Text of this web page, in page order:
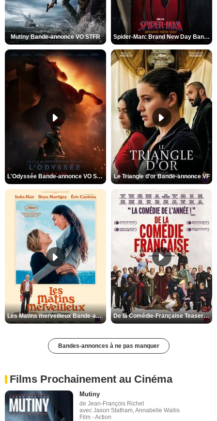
Mutiny Bande-annonce VO STFR Spider-Man: Brand New Day Bande-annonce VO STFR
L'Odyssée Bande-annonce VO STFR Le Triangle d'or Bande-annonce VF
Les Matins merveilleux Bande-annonce VF De la Comédie-Française Teaser VF
Bandes-annonces à ne pas manquer
Films Prochainement au Cinéma
Mutiny
de Jean-François Richet
avec Jason Statham, Annabelle Wallis
Film - Action